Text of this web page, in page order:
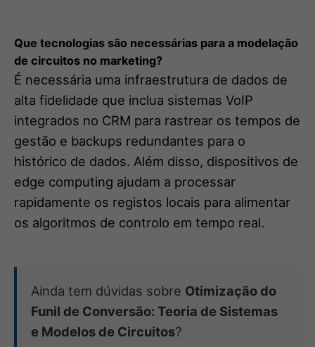
Que tecnologias são necessárias para a modelação
de circuitos no marketing?
É necessária uma infraestrutura de dados de
alta fidelidade que inclua sistemas VoIP
integrados no CRM para rastrear os tempos de
gestão e backups redundantes para o
histórico de dados. Além disso, dispositivos de
edge computing ajudam a processar
rapidamente os registos locais para alimentar
os algoritmos de controlo em tempo real.
Ainda tem dúvidas sobre Otimização do
Funil de Conversão: Teoria de Sistemas
e Modelos de Circuitos?